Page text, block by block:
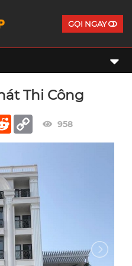
GỌI NGAY
Thi Công
Reddit Copy
Link
958